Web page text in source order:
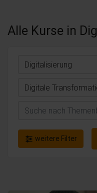
Alle Kurse in
Digitalisierung
Digitale
Suchen
weitere Filter